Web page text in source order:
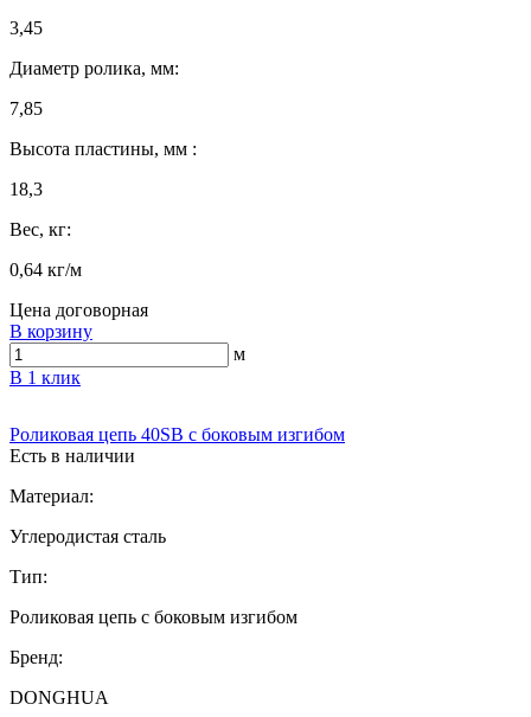
3,45
Диаметр ролика, мм:
7,85
Высота пластины, мм :
18,3
Вес, кг:
0,64 кг/м
Цена договорная
В корзину
м
В 1 клик
Роликовая цепь 40SB с боковым изгибом
Есть в наличии
Материал:
Углеродистая сталь
Тип:
Роликовая цепь с боковым изгибом
Бренд:
DONGHUA